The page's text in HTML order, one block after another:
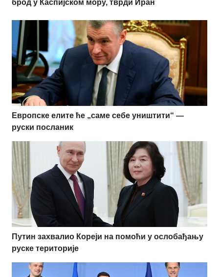
брод у Каспијском мору, тврди Иран
Европске елите ће „саме себе уништити“ —
руски посланик
Путин захвалио Кореји на помоћи у ослобађању
руске територије